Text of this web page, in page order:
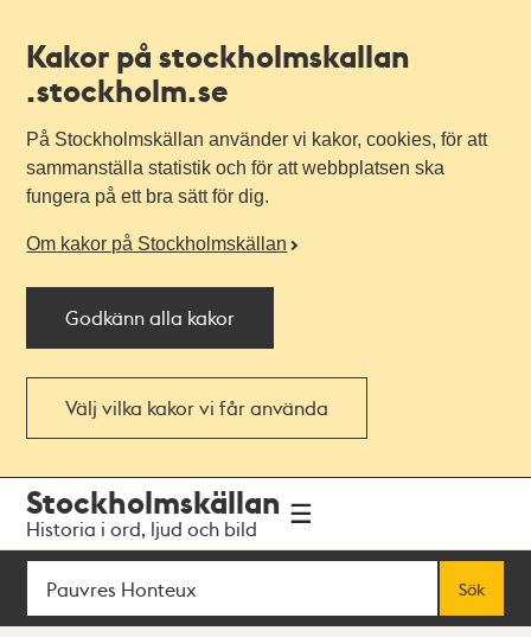
Kakor på stockholmskallan
.stockholm.se
På Stockholmskällan använder vi kakor, cookies, för att
sammanställa statistik och för att webbplatsen ska
fungera på ett bra sätt för dig.
Om kakor på Stockholmskällan
Godkänn alla kakor
Välj vilka kakor vi får använda
navigationen
huvudinnehållet
Stockholmskällan
Historia i ord, ljud och bild
Sök
Sök